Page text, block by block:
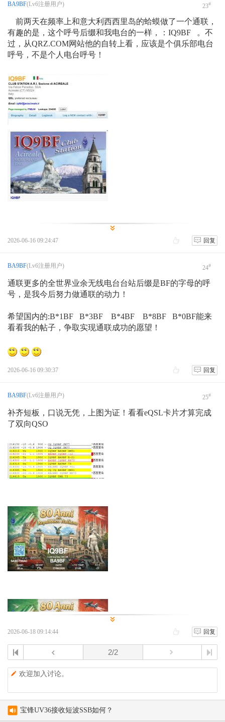
BA9BF(Lv6注册用户) 23#
前两天在频率上和意大利西西里岛的蛤蟆做了一个通联，
有趣的是，这个呼号后缀和我电台的一样，：IQ9BF 。不
过，从QRZ.COM网站他的自转上看，应该是个俱乐部电台
呼号，不是个人电台呼号！
紧接着又通联一个法国的蛤蟆 ：F8DBF 和BF也有点小关
联！哈哈哈哈哈！
2026-06-16 09:24:47 回复
BA9BF(Lv6注册用户) 24#
通联更多的全世界业余无线电台台站后缀是BF的字母的呼
号，是我今后努力做通联的动力！
希望国内的:B*1BF B*3BF B*4BF B*8BF B*0BF能来
看看我的帖子，争取实现通联成功的愿望！
2026-06-16 09:30:37 回复
BA9BF(Lv6注册用户) 25#
补齐短板，口说无凭，上图为证！看看eQSL卡片才算完成
了双向QSO
2026-06-18 09:14:44 回复
欢迎加入讨论。
宝锋UV36接收短波SSB如何？